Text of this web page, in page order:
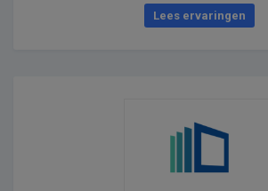
Lees ervaringen